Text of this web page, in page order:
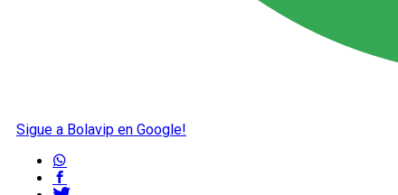
Sigue a Bolavip en Google!